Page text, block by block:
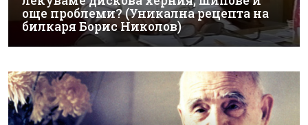
още проблеми? (Уникална рецепта на
билкаря Борис Николов)